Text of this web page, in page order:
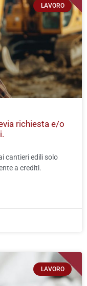
LAVORO
richiesta e/o
cantieri edili solo
a crediti.
LAVORO